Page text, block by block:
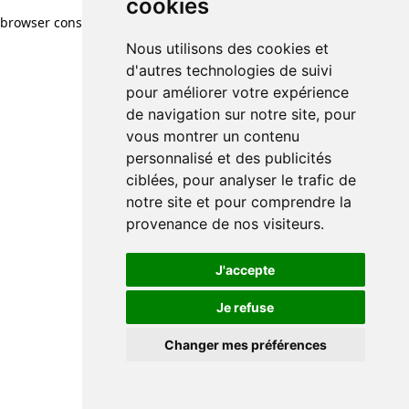
cookies
Nous utilisons des cookies et
d'autres technologies de suivi
pour améliorer votre expérience
de navigation sur notre site, pour
vous montrer un contenu
personnalisé et des publicités
ciblées, pour analyser le trafic de
notre site et pour comprendre la
provenance de nos visiteurs.
J'accepte
Je refuse
Changer mes préférences
browser console for more information)